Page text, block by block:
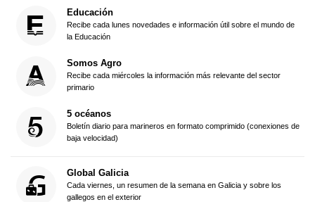
Educación
Recibe cada lunes novedades e información útil sobre el mundo de
la Educación
Somos Agro
Recibe cada miércoles la información más relevante del sector
primario
5 océanos
Boletín diario para marineros en formato comprimido (conexiones de
baja velocidad)
Global Galicia
Cada viernes, un resumen de la semana en Galicia y sobre los
gallegos en el exterior